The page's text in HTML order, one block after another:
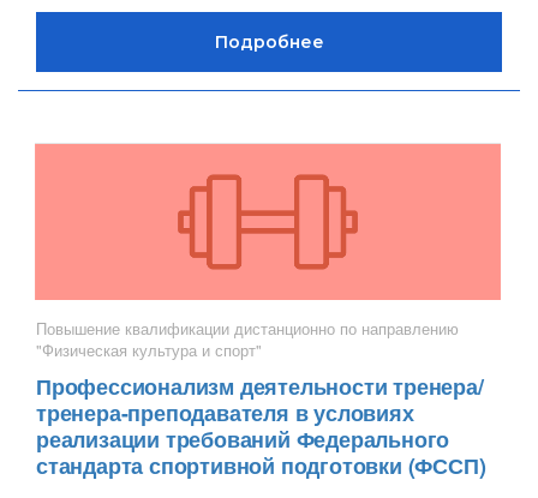
Повышение квалификации дистанционно по направлению
"Физическая культура и спорт"
Профессионализм деятельности тренера/
тренера-преподавателя в условиях
реализации требований Федерального
стандарта спортивной подготовки (ФССП)